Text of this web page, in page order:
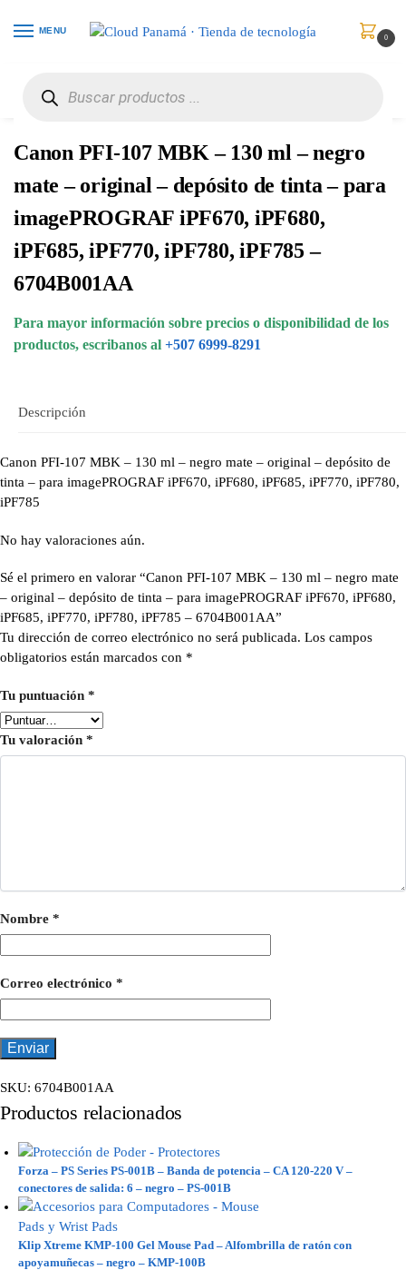
MENU
0
Canon PFI-107 MBK – 130 ml – negro
mate – original – depósito de tinta – para
imagePROGRAF iPF670, iPF680,
iPF685, iPF770, iPF780, iPF785 –
6704B001AA
Para mayor información sobre precios o disponibilidad de los
productos, escribanos al +507 6999-8291
Descripción
Canon PFI-107 MBK – 130 ml – negro mate – original – depósito de
tinta – para imagePROGRAF iPF670, iPF680, iPF685, iPF770, iPF780,
iPF785
No hay valoraciones aún.
Sé el primero en valorar “Canon PFI-107 MBK – 130 ml – negro mate
– original – depósito de tinta – para imagePROGRAF iPF670, iPF680,
iPF685, iPF770, iPF780, iPF785 – 6704B001AA”
Tu dirección de correo electrónico no será publicada. Los campos
obligatorios están marcados con *
Tu puntuación *
Tu valoración *
Nombre *
Correo electrónico *
SKU: 6704B001AA
Productos relacionados
Forza – PS Series PS-001B – Banda de potencia – CA 120-220 V –
conectores de salida: 6 – negro – PS-001B
Klip Xtreme KMP-100 Gel Mouse Pad – Alfombrilla de ratón con
apoyamuñecas – negro – KMP-100B